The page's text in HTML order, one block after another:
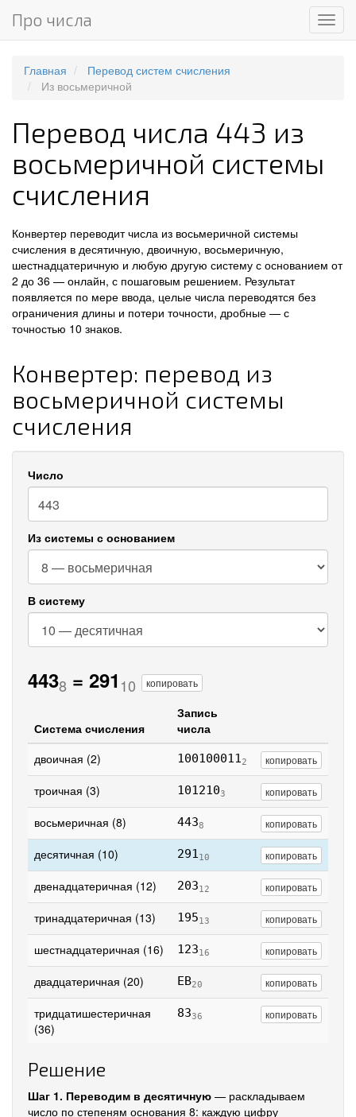
Меню
Про числа
Главная
Перевод систем счисления
Из восьмеричной
Перевод числа 443 из
восьмеричной системы
счисления
Конвертер переводит числа из восьмеричной системы
счисления в десятичную, двоичную, восьмеричную,
шестнадцатеричную и любую другую систему с основанием от
2 до 36 — онлайн, с пошаговым решением. Результат
появляется по мере ввода, целые числа переводятся без
ограничения длины и потери точности, дробные — с
точностью 10 знаков.
Конвертер: перевод из
восьмеричной системы
счисления
Число
Из системы с основанием
В систему
4438 = 291 10 копировать
Система счисления
Запись
числа
двоичная (2)
1001000112 копировать
троичная (3) 1012103 копировать
восьмеричная (8) 4438 копировать
десятичная (10) 29110 копировать
двенадцатеричная (12) 20312 копировать
тринадцатеричная (13) 19513 копировать
шестнадцатеричная (16) 12316 копировать
двадцатеричная (20) EB20 копировать
тридцатишестеричная
(36)
8336 копировать
Решение
Шаг 1. Переводим в десятичную — раскладываем
число по степеням основания 8: каждую цифру